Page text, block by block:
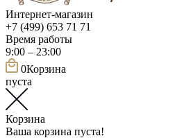
Интернет-магазин
+7 (499) 653 71 71
Время работы
9:00 – 23:00
0Корзина
пуста
Корзина
Ваша корзина пуста!